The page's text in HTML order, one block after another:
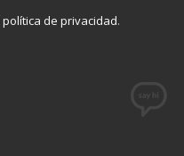
política de privacidad.